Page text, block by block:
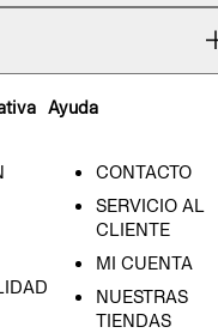
Ayuda
CONTACTO
SERVICIO AL
CLIENTE
MI CUENTA
NUESTRAS
TIENDAS